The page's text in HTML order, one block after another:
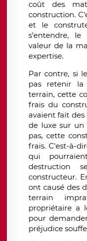
coût des
construction.
et le
s'entendre,
valeur de la
expertise.
Par contre, si
pas retenir la
terrain, cette
frais du
avaient fait des
de luxe sur
pas, cette
frais. C'est-à-
qui
destruction
constructeur.
ont causé des
terrain
propriétaire a
pour
préjudice